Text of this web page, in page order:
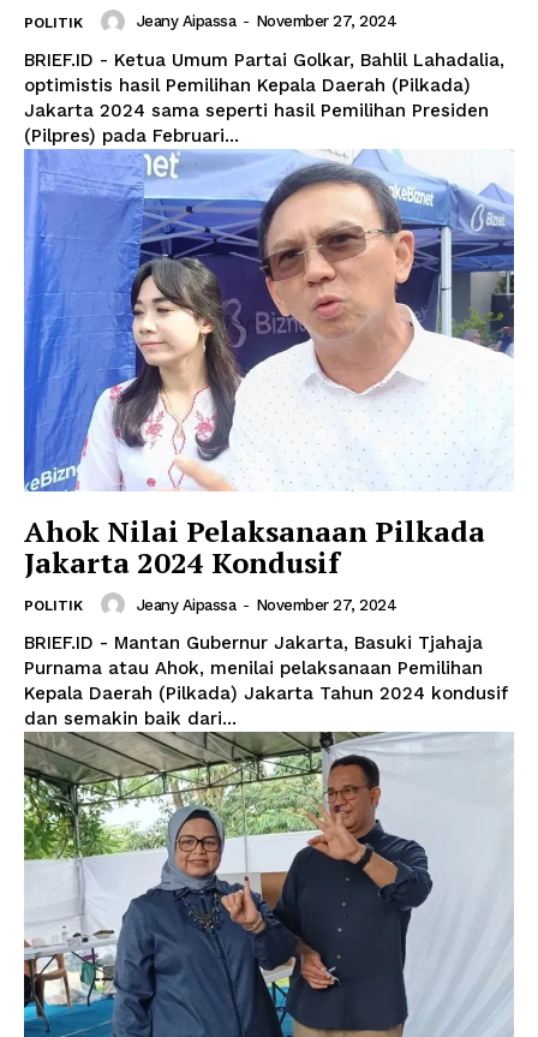
POLITIK Jeany Aipassa - November 27, 2024
BRIEF.ID - Ketua Umum Partai Golkar, Bahlil Lahadalia,
optimistis hasil Pemilihan Kepala Daerah (Pilkada)
Jakarta 2024 sama seperti hasil Pemilihan Presiden
(Pilpres) pada Februari...
Ahok Nilai Pelaksanaan Pilkada
Jakarta 2024 Kondusif
POLITIK Jeany Aipassa - November 27, 2024
BRIEF.ID - Mantan Gubernur Jakarta, Basuki Tjahaja
Purnama atau Ahok, menilai pelaksanaan Pemilihan
Kepala Daerah (Pilkada) Jakarta Tahun 2024 kondusif
dan semakin baik dari...